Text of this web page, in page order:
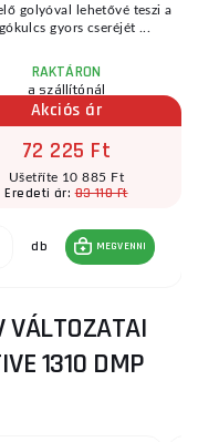
golyóval lehetővé teszi a
gyors cseréjét ...
RAKTÁRON
a szállítónál
Akciós ár
72 225 Ft
Ušetříte 10 885 Ft
Eredeti ár:83 110 Ft
db MEGVENNI
VÁLTOZATAI
1310 DMP